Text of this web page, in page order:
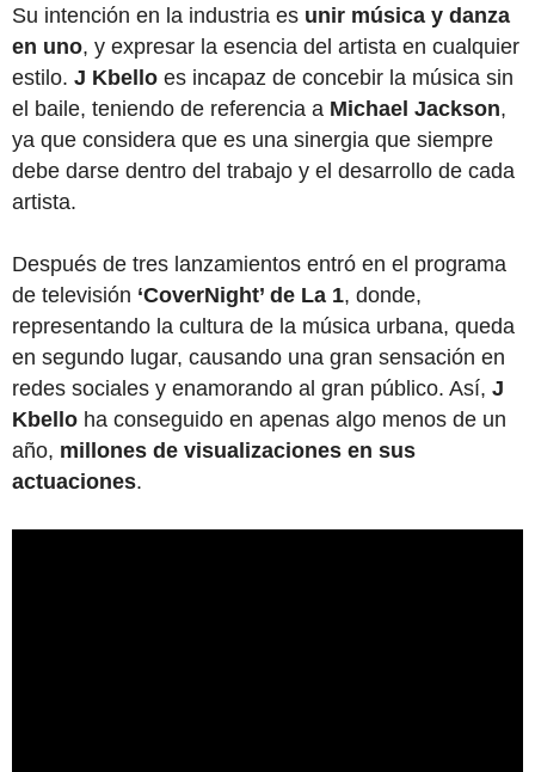
Su intención en la industria es unir música y danza
en uno, y expresar la esencia del artista en cualquier
estilo. J Kbello es incapaz de concebir la música sin
el baile, teniendo de referencia a Michael Jackson,
ya que considera que es una sinergia que siempre
debe darse dentro del trabajo y el desarrollo de cada
artista.
Después de tres lanzamientos entró en el programa
de televisión ‘CoverNight’ de La 1, donde,
representando la cultura de la música urbana, queda
en segundo lugar, causando una gran sensación en
redes sociales y enamorando al gran público. Así, J
Kbello ha conseguido en apenas algo menos de un
año, millones de visualizaciones en sus
actuaciones.